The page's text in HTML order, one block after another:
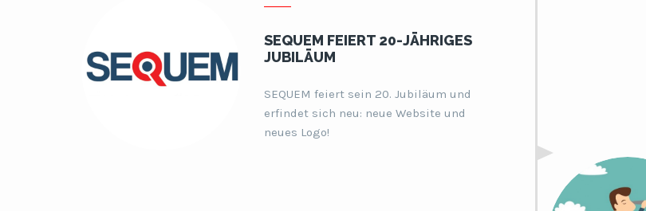
SEQUEM FEIERT 20-JÄHRIGES
JUBILÄUM
SEQUEM feiert sein 20. Jubiläum und
erfindet sich neu: neue Website und
neues Logo!